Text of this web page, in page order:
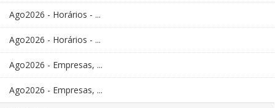
Ago2026 - Horários - ...
Ago2026 - Horários - ...
Ago2026 - Empresas, ...
Ago2026 - Empresas, ...